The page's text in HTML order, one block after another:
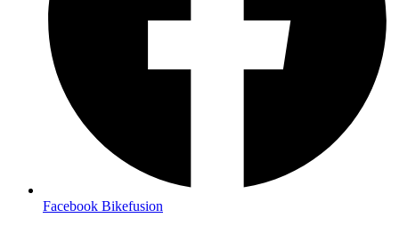
Facebook Bikefusion